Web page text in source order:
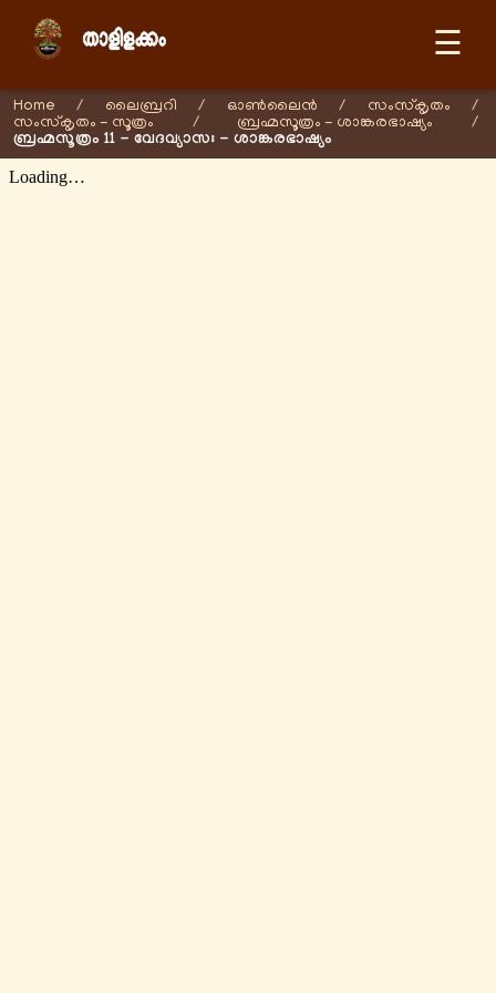
☰
Home / ലൈബ്രറി / ഓണ്‍ലൈന്‍ / സംസ്കൃതം
/
സംസ്കൃതം - സൂത്രം
/ ബ്രഹ്മസൂത്രം - ശാങ്കരഭാഷ്യം /
ബ്രഹ്മസൂത്രം 11 - വേദവ്യാസഃ - ശാങ്കരഭാഷ്യം